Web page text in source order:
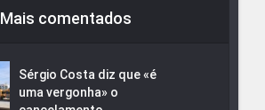
Mais comentados
Sérgio Costa diz que «é
uma vergonha» o